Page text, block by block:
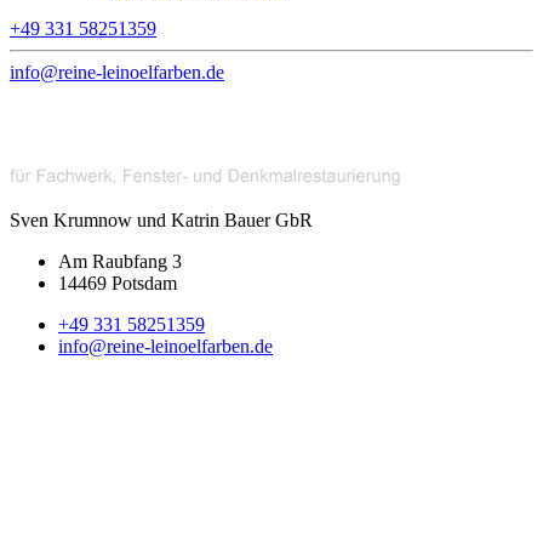
+49 331 58251359
info@reine-leinoelfarben.de
Sven Krumnow und Katrin Bauer GbR
Am Raubfang 3
14469 Potsdam
+49 331 58251359
info@reine-leinoelfarben.de